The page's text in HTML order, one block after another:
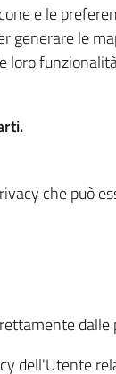
e le
generare le
che può
dalle
dell'Utente